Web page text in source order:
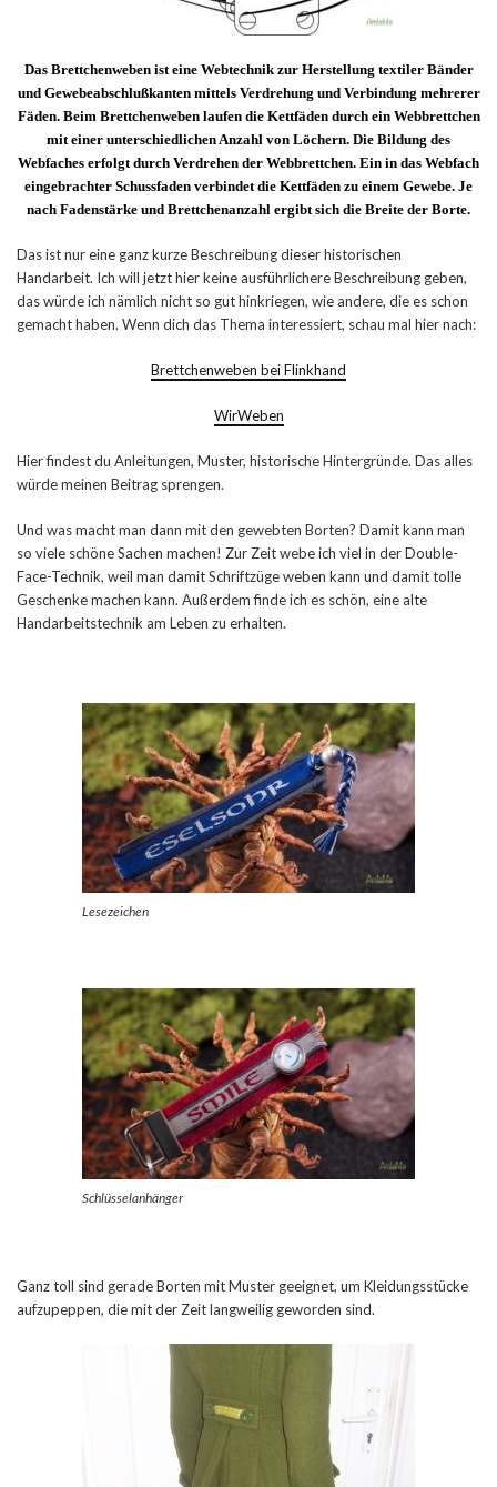
Das Brettchenweben ist eine Webtechnik zur Herstellung textiler Bänder
und Gewebeabschlußkanten mittels Verdrehung und Verbindung mehrerer
Fäden. Beim Brettchenweben laufen die Kettfäden durch ein Webbrettchen
mit einer unterschiedlichen Anzahl von Löchern. Die Bildung des
Webfaches erfolgt durch Verdrehen der Webbrettchen. Ein in das Webfach
eingebrachter Schussfaden verbindet die Kettfäden zu einem Gewebe. Je
nach Fadenstärke und Brettchenanzahl ergibt sich die Breite der Borte.
Das ist nur eine ganz kurze Beschreibung dieser historischen
Handarbeit. Ich will jetzt hier keine ausführlichere Beschreibung geben,
das würde ich nämlich nicht so gut hinkriegen, wie andere, die es schon
gemacht haben. Wenn dich das Thema interessiert, schau mal hier nach:
Brettchenweben bei Flinkhand
WirWeben
Hier findest du Anleitungen, Muster, historische Hintergründe. Das alles
würde meinen Beitrag sprengen.
Und was macht man dann mit den gewebten Borten? Damit kann man
so viele schöne Sachen machen! Zur Zeit webe ich viel in der Double-
Face-Technik, weil man damit Schriftzüge weben kann und damit tolle
Geschenke machen kann. Außerdem finde ich es schön, eine alte
Handarbeitstechnik am Leben zu erhalten.
Lesezeichen
Schlüsselanhänger
Ganz toll sind gerade Borten mit Muster geeignet, um Kleidungsstücke
aufzupeppen, die mit der Zeit langweilig geworden sind.